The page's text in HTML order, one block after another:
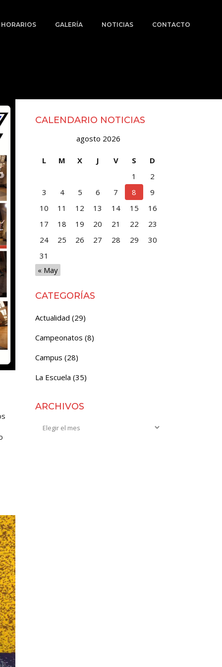
GALERÍA NOTICIAS CONTACTO
CALENDARIO NOTICIAS
agosto 2026
L M X J V S
D
1
2
3
4 5 6 7 8
9
10
11 12 13 14 15
16
17
18 19 20 21 22
23
24
25 26 27 28 29
30
31
« May
CATEGORÍAS
Actualidad (29)
Campeonatos (8)
Campus (28)
La Escuela (35)
ARCHIVOS
Archivos